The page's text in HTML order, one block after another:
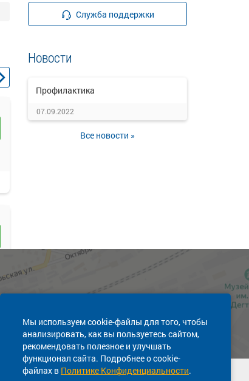
Служба поддержки
Новости
Профилактика
07.09.2022
Все новости »
Мы используем cookie-файлы для того, чтобы
анализировать, как вы пользуетесь сайтом,
рекомендовать полезное и улучшать
функционал сайта. Подробнее о cookie-
файлах в Политике Конфиденциальности.